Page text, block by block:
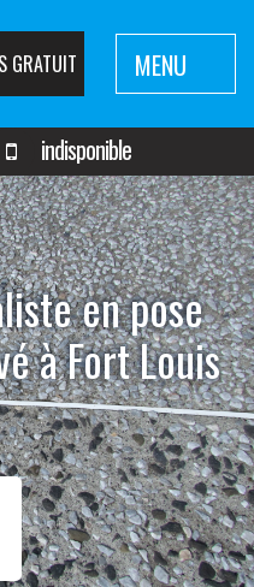
GRATUIT MENU
indisponible
en pose
à Fort Louis